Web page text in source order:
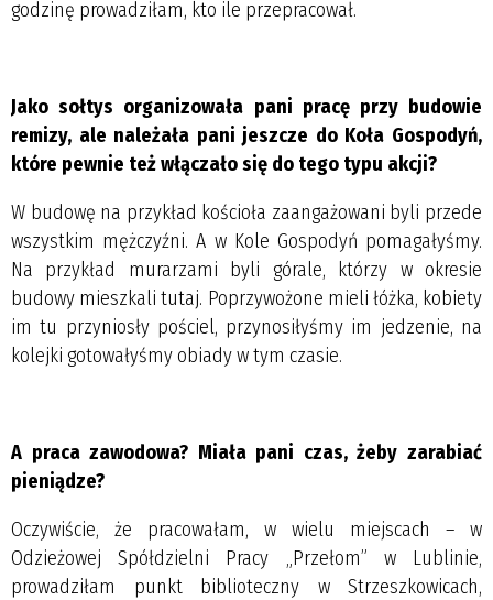
godzinę prowadziłam, kto ile przepracował.
Jako sołtys organizowała pani pracę przy budowie
remizy, ale należała pani jeszcze do Koła Gospodyń,
które pewnie też włączało się do tego typu akcji?
W budowę na przykład kościoła zaangażowani byli przede
wszystkim mężczyźni. A w Kole Gospodyń pomagałyśmy.
Na przykład murarzami byli górale, którzy w okresie
budowy mieszkali tutaj. Poprzywożone mieli łóżka, kobiety
im tu przyniosły pościel, przynosiłyśmy im jedzenie, na
kolejki gotowałyśmy obiady w tym czasie.
A praca zawodowa? Miała pani czas, żeby zarabiać
pieniądze?
Oczywiście, że pracowałam, w wielu miejscach – w
Odzieżowej Spółdzielni Pracy „Przełom” w Lublinie,
prowadziłam punkt biblioteczny w Strzeszkowicach,